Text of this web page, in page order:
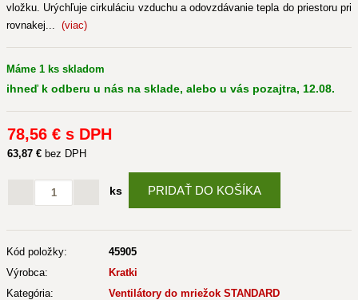
vložku. Urýchľuje cirkuláciu vzduchu a odovzdávanie tepla do priestoru pri
rovnakej... (viac)
Máme 1 ks skladom
ihneď k odberu u nás na sklade, alebo u vás pozajtra, 12.08.
78,56 € s DPH
63,87 € bez DPH
ks PRIDAŤ DO KOŠÍKA
Kód položky:
45905
Výrobca:
Kratki
Kategória:
Ventilátory do mriežok STANDARD